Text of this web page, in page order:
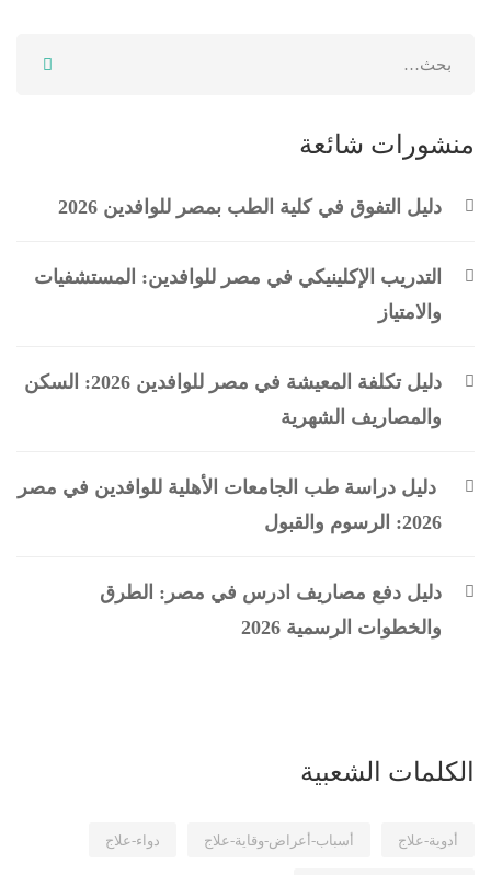
منشورات شائعة
دليل التفوق في كلية الطب بمصر للوافدين 2026
التدريب الإكلينيكي في مصر للوافدين: المستشفيات
والامتياز
دليل تكلفة المعيشة في مصر للوافدين 2026: السكن
والمصاريف الشهرية
دليل دراسة طب الجامعات الأهلية للوافدين في مصر
2026: الرسوم والقبول
دليل دفع مصاريف ادرس في مصر: الطرق
والخطوات الرسمية 2026
الكلمات الشعبية
أدوية-علاج أسباب-أعراض-وقاية-علاج دواء-علاج